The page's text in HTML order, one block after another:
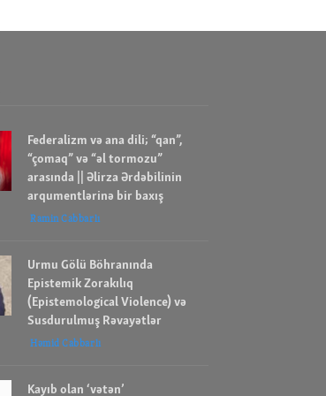
Federalizm və ana dili; “qan”,
“çomaq” və “əl tormozu”
arasında || Əlirza Ərdəbilinin
arqumentlərinə bir baxış
Ramin Cabbarlı
Urmu Gölü Böhranında
Epistemik Zorakılıq
(Epistemological Violence) və
Susdurulmuş Rəvayətlər
Həmid Cabbarlı
Kayıb olan ‘vətən’